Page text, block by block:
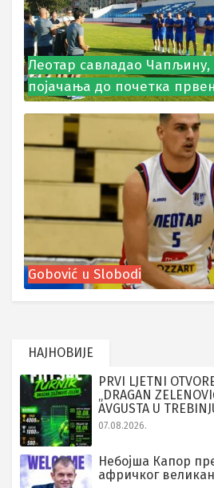
Леотар савладао Чапљину,
појачања до почетка
Gobović u Slobodi
НАЈНОВИЈЕ
PRVI LJETNI
„DRAGAN
AVGUSTA U
07.08.2026.
Небојша Капор
афричког